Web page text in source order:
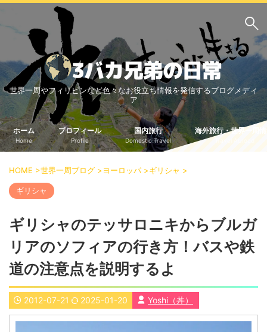
サイト内検索
3バカ兄弟のブログ
三男：増田っちのブロ
グ
次男：タクジのブログ
長男：Yoshiのブログ
ビジネス・ライフハック
車関係
国内旅行
中部
中国・四国
北海道・東北
関東
九州
世界一周ブログ
アフリカ
アジア
世界一周やフィリピンなど色々なお役立ち情報を発信するブログメディ
ア
ホーム
Home
プロフィール
Profile
国内旅行
Domestic Travel
海外旅行・世界一周
HOME >世界一周ブログ >ヨーロッパ >ギリシャ >
ギリシャ
ギリシャのテッサロニキからブルガ
リアのソフィアの行き方！バスや鉄
道の注意点を説明するよ
2012-07-21 2025-01-20 Yoshi（丼）